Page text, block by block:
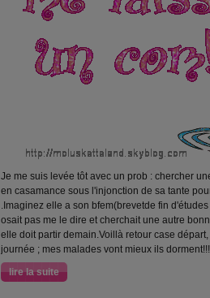
Je me suis levée tôt avec un prob : chercher
en casamance sous l'injonction de sa tante
.Imaginez elle a son bfem(brevetde fin
osait pas me le dire et cherchait une autre
elle doit partir demain.Voillà retour case
journée ; mes malades vont mieux ils dorment!!!
lire la suite